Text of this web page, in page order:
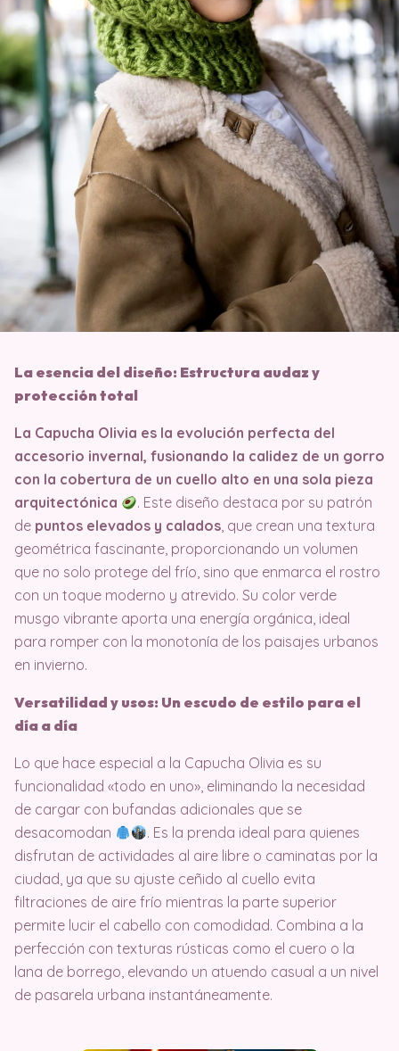
La esencia del diseño: Estructura audaz y
protección total
La Capucha Olivia es la evolución perfecta del
accesorio invernal, fusionando la calidez de un gorro
con la cobertura de un cuello alto en una sola pieza
arquitectónica
. Este diseño destaca por su patrón
de puntos elevados y calados, que crean una textura
geométrica fascinante, proporcionando un volumen
que no solo protege del frío, sino que enmarca el rostro
con un toque moderno y atrevido. Su color verde
musgo vibrante aporta una energía orgánica, ideal
para romper con la monotonía de los paisajes urbanos
en invierno.
Versatilidad y usos: Un escudo de estilo para el
día a día
Lo que hace especial a la Capucha Olivia es su
funcionalidad «todo en uno», eliminando la necesidad
de cargar con bufandas adicionales que se
desacomodan
. Es la prenda ideal para quienes
disfrutan de actividades al aire libre o caminatas por la
ciudad, ya que su ajuste ceñido al cuello evita
filtraciones de aire frío mientras la parte superior
permite lucir el cabello con comodidad. Combina a la
perfección con texturas rústicas como el cuero o la
lana de borrego, elevando un atuendo casual a un nivel
de pasarela urbana instantáneamente.